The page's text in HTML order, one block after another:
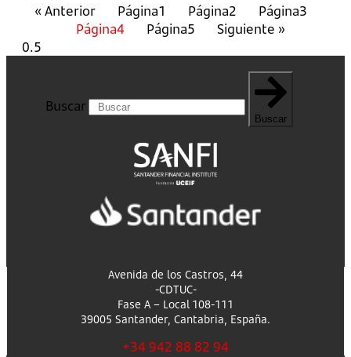
« Anterior Página1 Página2 Página3
Página4 Página5 Siguiente »
Buscar
Buscar
Avenida de los Castros, 44
-CDTUC-
Fase A – Local 108-111
39005 Santander, Cantabria, España.
+34 942 88 82 94